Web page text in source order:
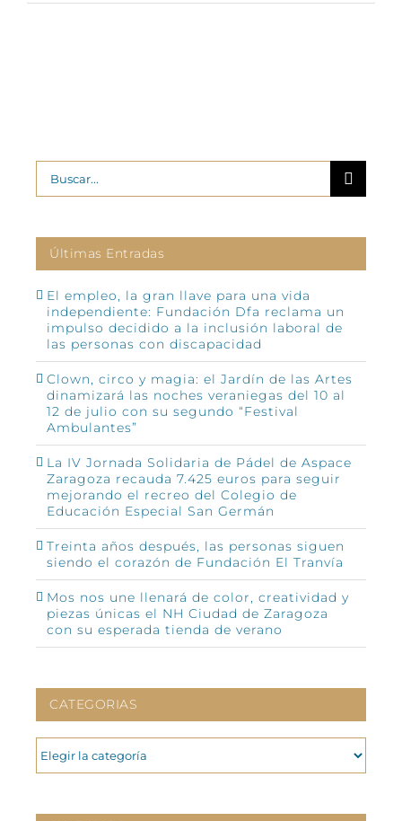
Buscar:
Últimas Entradas
El empleo, la gran llave para una vida
independiente: Fundación Dfa reclama un
impulso decidido a la inclusión laboral de
las personas con discapacidad
Clown, circo y magia: el Jardín de las Artes
dinamizará las noches veraniegas del 10 al
12 de julio con su segundo “Festival
Ambulantes”
La IV Jornada Solidaria de Pádel de Aspace
Zaragoza recauda 7.425 euros para seguir
mejorando el recreo del Colegio de
Educación Especial San Germán
Treinta años después, las personas siguen
siendo el corazón de Fundación El Tranvía
Mos nos une llenará de color, creatividad y
piezas únicas el NH Ciudad de Zaragoza
con su esperada tienda de verano
CATEGORIAS
CATEGORIAS